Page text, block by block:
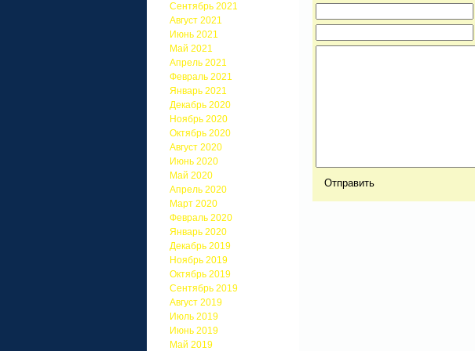
Сентябрь 2021
Август 2021
Июнь 2021
Май 2021
Апрель 2021
Февраль 2021
Январь 2021
Декабрь 2020
Ноябрь 2020
Октябрь 2020
Август 2020
Июнь 2020
Май 2020
Апрель 2020
Март 2020
Февраль 2020
Январь 2020
Декабрь 2019
Ноябрь 2019
Октябрь 2019
Сентябрь 2019
Август 2019
Июль 2019
Июнь 2019
Май 2019